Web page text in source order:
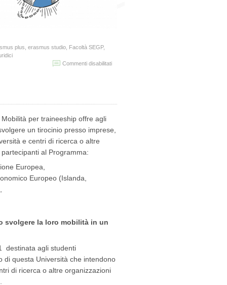
plus erasmus studio Facoltà SEGP,
Commenti disabilitatisu
Studio
Dipartimento
per traineeship offre agli
un tirocinio presso imprese,
e centri di ricerca o altre
al Programma:
Europea,
Europeo (Islanda,
svolgere la loro mobilità in un
destinata agli studenti
di questa Università che intendono
di ricerca o altre organizzazioni